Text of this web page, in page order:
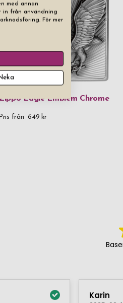
Eagle Emblem Chrome
Pris från 649 kr
med annan
in från användning
För mer